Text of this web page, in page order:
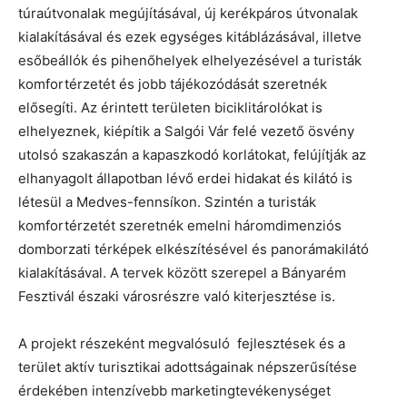
túraútvonalak megújításával, új kerékpáros útvonalak
kialakításával és ezek egységes kitáblázásával, illetve
esőbeállók és pihenőhelyek elhelyezésével a turisták
komfortérzetét és jobb tájékozódását szeretnék
elősegíti. Az érintett területen biciklitárolókat is
elhelyeznek, kiépítik a Salgói Vár felé vezető ösvény
utolsó szakaszán a kapaszkodó korlátokat, felújítják az
elhanyagolt állapotban lévő erdei hidakat és kilátó is
létesül a Medves-fennsíkon. Szintén a turisták
komfortérzetét szeretnék emelni háromdimenziós
domborzati térképek elkészítésével és panorámakilátó
kialakításával. A tervek között szerepel a Bányarém
Fesztivál északi városrészre való kiterjesztése is.
A projekt részeként megvalósuló fejlesztések és a
terület aktív turisztikai adottságainak népszerűsítése
érdekében intenzívebb marketingtevékenységet